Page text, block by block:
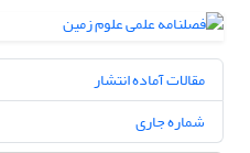
مقالات آماده انتشار
شماره جاری